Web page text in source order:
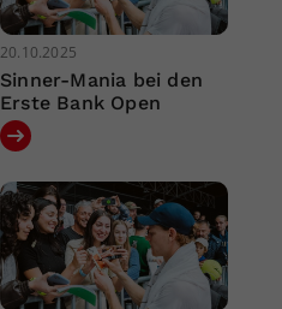
20.10.2025
Sinner-Mania bei den
Erste Bank Open